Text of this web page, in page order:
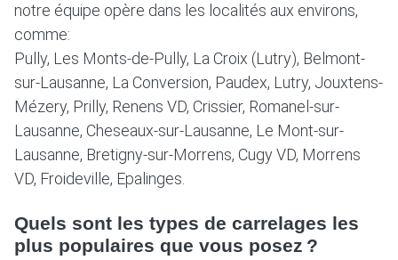
notre équipe opère dans les localités aux environs,
comme:
Pully, Les Monts-de-Pully, La Croix (Lutry), Belmont-
sur-Lausanne, La Conversion, Paudex, Lutry, Jouxtens-
Mézery, Prilly, Renens VD, Crissier, Romanel-sur-
Lausanne, Cheseaux-sur-Lausanne, Le Mont-sur-
Lausanne, Bretigny-sur-Morrens, Cugy VD, Morrens
VD, Froideville, Epalinges.
Quels sont les types de carrelages les
plus populaires que vous posez ?